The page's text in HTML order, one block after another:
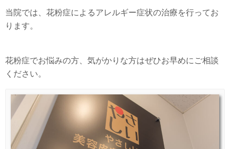
当院では、花粉症によるアレルギー症状の治療を行ってお
ります。
花粉症でお悩みの方、気がかりな方はぜひお早めにご相談
ください。